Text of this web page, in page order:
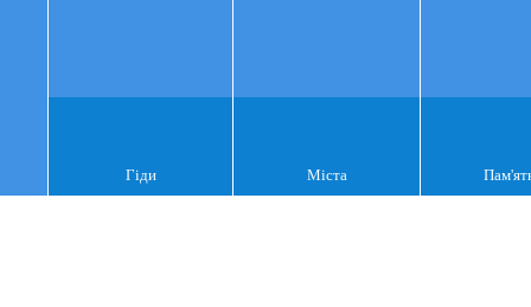
Гіди Міста